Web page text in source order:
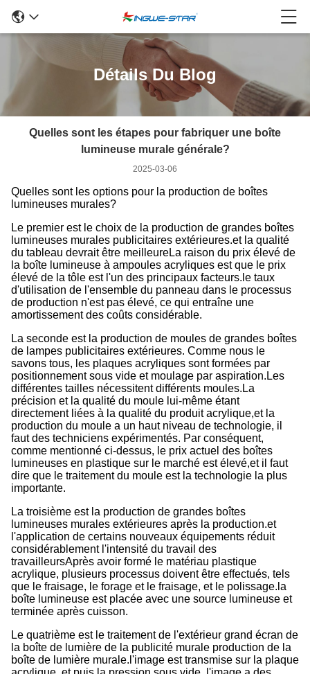
Détails Du Blog
Quelles sont les étapes pour fabriquer une boîte
lumineuse murale générale?
2025-03-06
Quelles sont les options pour la production de boîtes
lumineuses murales?
Le premier est le choix de la production de grandes boîtes
lumineuses murales publicitaires extérieures.et la qualité
du tableau devrait être meilleureLa raison du prix élevé de
la boîte lumineuse à ampoules acryliques est que le prix
élevé de la tôle est l'un des principaux facteurs.le taux
d'utilisation de l'ensemble du panneau dans le processus
de production n'est pas élevé, ce qui entraîne une
amortissement des coûts considérable.
La seconde est la production de moules de grandes boîtes
de lampes publicitaires extérieures. Comme nous le
savons tous, les plaques acryliques sont formées par
positionnement sous vide et moulage par aspiration.Les
différentes tailles nécessitent différents moules.La
précision et la qualité du moule lui-même étant
directement liées à la qualité du produit acrylique,et la
production du moule a un haut niveau de technologie, il
faut des techniciens expérimentés. Par conséquent,
comme mentionné ci-dessus, le prix actuel des boîtes
lumineuses en plastique sur le marché est élevé,et il faut
dire que le traitement du moule est la technologie la plus
importante.
La troisième est la production de grandes boîtes
lumineuses murales extérieures après la production.et
l'application de certains nouveaux équipements réduit
considérablement l'intensité du travail des
travailleursAprès avoir formé le matériau plastique
acrylique, plusieurs processus doivent être effectués, tels
que le fraisage, le forage et le fraisage, et le polissage.la
boîte lumineuse est placée avec une source lumineuse et
terminée après cuisson.
Le quatrième est le traitement de l'extérieur grand écran de
la boîte de lumière de la publicité murale production de la
boîte de lumière murale.l'image est transmise sur la plaque